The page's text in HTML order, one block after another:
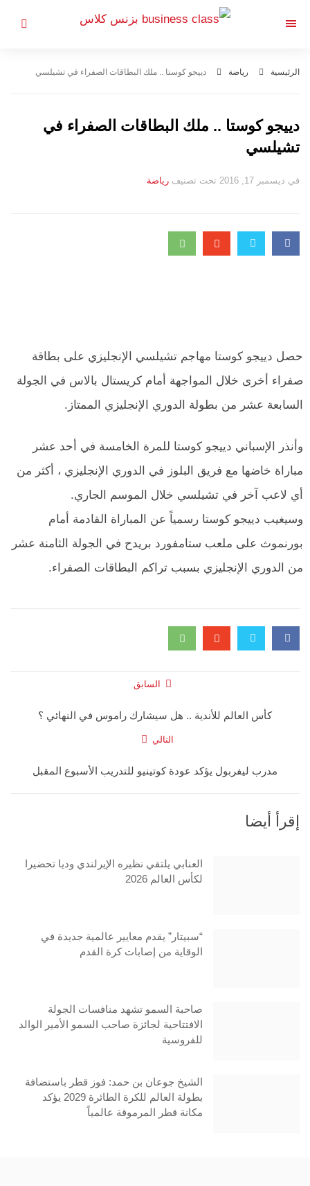
الرئيسية رياضة دييجو كوستا .. ملك البطاقات الصفراء في تشيلسي
دييجو كوستا .. ملك البطاقات الصفراء في
تشيلسي
في ديسمبر 17, 2016 تحت تصنيف التصانيف
رياضة
حصل دييجو كوستا مهاجم تشيلسي الإنجليزي على بطاقة
صفراء أخرى خلال المواجهة أمام كريستال بالاس في الجولة
السابعة عشر من بطولة الدوري الإنجليزي الممتاز.
وأنذر الإسباني دييجو كوستا للمرة الخامسة في أحد عشر
مباراة خاضها مع فريق البلوز في الدوري الإنجليزي ، أكثر من
أي لاعب آخر في تشيلسي خلال الموسم الجاري.
وسيغيب دييجو كوستا رسمياً عن المباراة القادمة أمام
بورنموث على ملعب ستامفورد بريدح في الجولة الثامنة عشر
من الدوري الإنجليزي بسبب تراكم البطاقات الصفراء.
السابق
كأس العالم للأندية .. هل سيشارك راموس في النهائي ؟
التالي
مدرب ليفربول يؤكد عودة كوتينيو للتدريب الأسبوع المقبل
إقرأ أيضا
العنابي يلتقي نظيره الإيرلندي وديا تحضيرا
لكأس العالم 2026
“سبيتار” يقدم معايير عالمية جديدة في
الوقاية من إصابات كرة القدم
صاحبة السمو تشهد منافسات الجولة
الافتتاحية لجائزة صاحب السمو الأمير الوالد
للفروسية
الشيخ جوعان بن حمد: فوز قطر باستضافة
بطولة العالم للكرة الطائرة 2029 يؤكد
مكانة قطر المرموقة عالمياً